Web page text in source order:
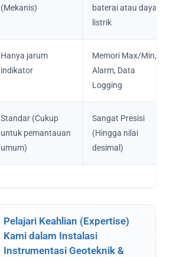
(Mekanis)
baterai atau daya
listrik
Hanya jarum
indikator
Memori Max/Min,
Alarm, Data
Logging
Standar (Cukup
untuk pemantauan
umum)
Sangat Presisi
(Hingga nilai
desimal)
Pelajari Keahlian (Expertise)
Kami dalam Instalasi
Instrumentasi Geoteknik &